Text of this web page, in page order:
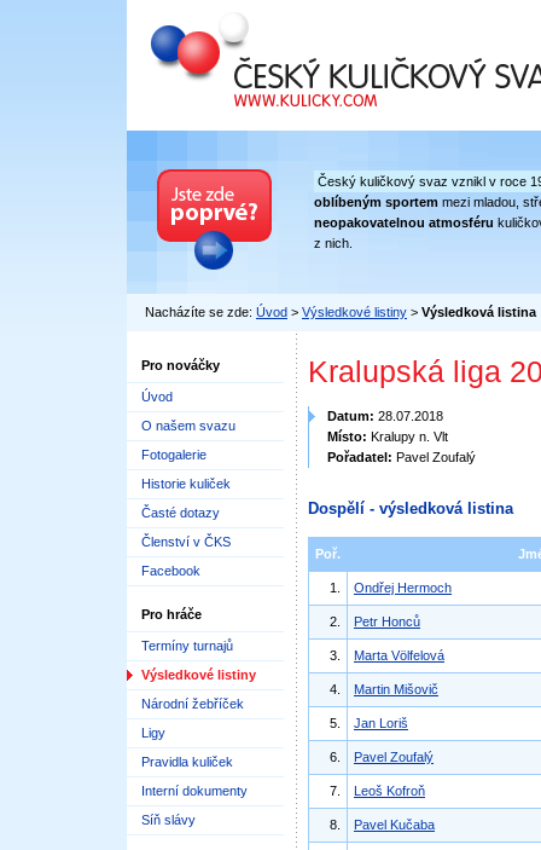
Český kuličkový svaz
Český kuličkový svaz vznikl v roce
oblíbeným sportem mezi mladou,
neopakovatelnou atmosféru
z nich.
Nacházíte se zde: Úvod > Výsledkové listiny > Výsledková listina
Pro nováčky
Úvod
O našem svazu
Fotogalerie
Historie kuliček
Časté dotazy
Členství v ČKS
Facebook
Pro hráče
Termíny turnajů
Výsledkové listiny
Národní žebříček
Ligy
Pravidla kuliček
Interní dokumenty
Síň slávy
Kralupská liga
Datum: 28.07.2018
Místo: Kralupy n. Vlt
Pořadatel: Pavel Zoufalý
Dospělí - výsledková listina
Poř.
1. Ondřej Hermoch
2. Petr Honců
3. Marta Völfelová
4. Martin Mišovič
5. Jan Loriš
6. Pavel Zoufalý
7. Leoš Kofroň
8. Pavel Kučaba